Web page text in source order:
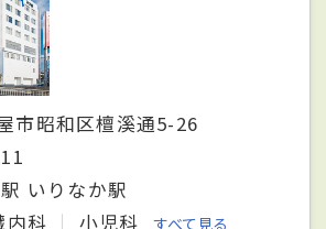
市昭和区檀溪通5-26
いりなか駅
内科 小児科 すべて見る